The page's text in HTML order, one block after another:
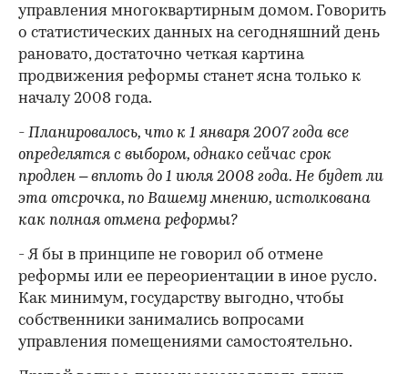
управления многоквартирным домом. Говорить
о статистических данных на сегодняшний день
рановато, достаточно четкая картина
продвижения реформы станет ясна только к
началу 2008 года.
- Планировалось, что к 1 января 2007 года все
определятся с выбором, однако сейчас срок
продлен – вплоть до 1 июля 2008 года. Не будет ли
эта отсрочка, по Вашему мнению, истолкована
как полная отмена реформы?
- Я бы в принципе не говорил об отмене
реформы или ее переориентации в иное русло.
Как минимум, государству выгодно, чтобы
собственники занимались вопросами
управления помещениями самостоятельно.